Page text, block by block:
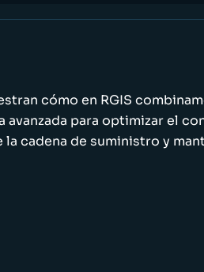
cómo en RGIS
para optimizar el
cadena de suministro y